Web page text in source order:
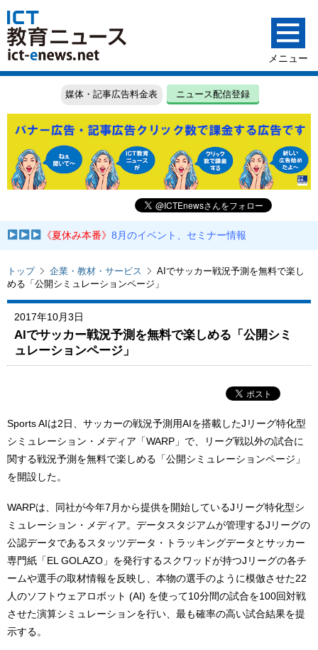
媒体・記事広告料金表 ニュース配信登録
《夏休み本番》8月のイベント、セミナー情報
トップ 企業・教材・サービス
AIでサッカー戦況予測を無料で楽し
める「公開シミュレーションページ」
2017年10月3日
AIでサッカー戦況予測を無料で楽しめる「公開シミ
ュレーションページ」
Sports AIは2日、サッカーの戦況予測用AIを搭載したJリーグ特化型
シミュレーション・メディア「WARP」で、リーグ戦以外の試合に
関する戦況予測を無料で楽しめる「公開シミュレーションページ」
を開設した。
WARPは、同社が今年7月から提供を開始しているJリーグ特化型シ
ミュレーション・メディア。データスタジアムが管理するJリーグの
公認データであるスタッツデータ・トラッキングデータとサッカー
専門紙「EL GOLAZO」を発行するスクワッドが持つJリーグの各チ
ームや選手の取材情報を反映し、本物の選手のように模倣させた22
人のソフトウェアロボット (AI) を使って10分間の試合を100回対戦
させた演算シミュレーションを行い、最も確率の高い試合結果を提
示する。